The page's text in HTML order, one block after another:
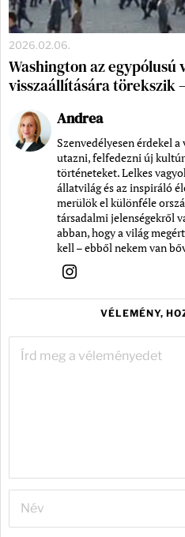
2026.02.06.
Washington az egypólusú
visszaállítására törekszik
Andrea
Szenvedélyesen érdekel
utazni, felfedezni új
történeteket. Lelkes
állatvilág és az inspiráló
merülök el különféle
társadalmi jelenségekről
abban, hogy a világ
kell – ebből nekem van
VÉLEMÉNY,